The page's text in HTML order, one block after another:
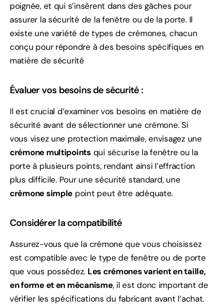
poignée, et qui s’insèrent dans des gâches pour
assurer la sécurité de la fenêtre ou de la porte. Il
existe une variété de types de crémones, chacun
conçu pour répondre à des besoins spécifiques en
matière de sécurité
Évaluer vos besoins de sécurité :
Il est crucial d’examiner vos besoins en matière de
sécurité avant de sélectionner une crémone. Si
vous visez une protection maximale, envisagez une
crémone multipointsqui sécurise la fenêtre ou la
porte à plusieurs points, rendant ainsi l’effraction
plus difficile. Pour une sécurité standard, une
crémone simple point peut être adéquate.
Considérer la compatibilité
Assurez-vous que la crémone que vous choisissez
est compatible avec le type de fenêtre ou de porte
que vous possédez. Les crémones varient en taille,
en forme et en mécanisme, il est donc important de
vérifier les spécifications du fabricant avant l’achat.